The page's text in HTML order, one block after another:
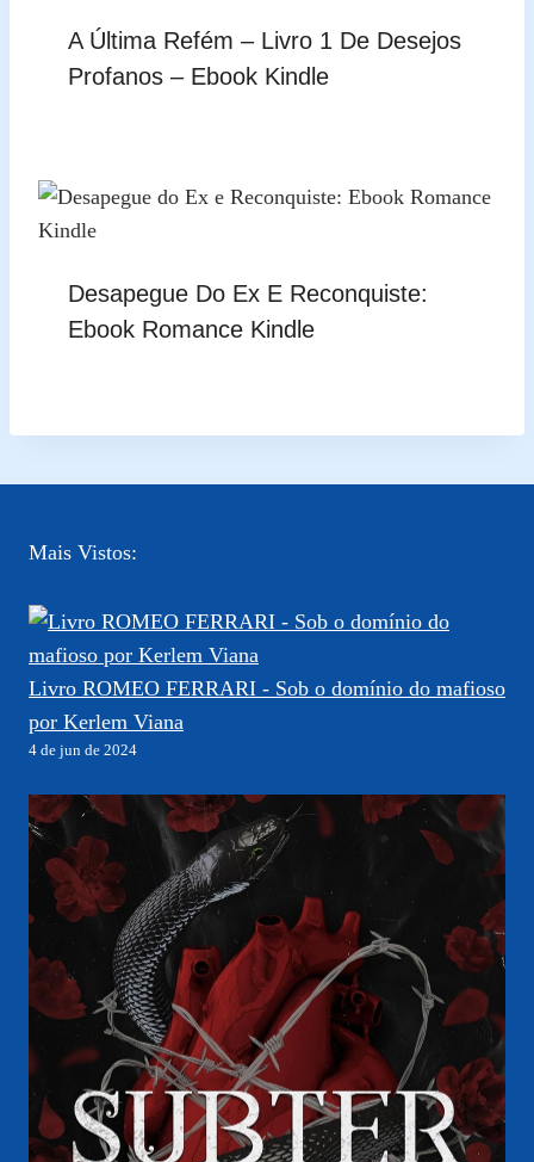
A Última Refém – Livro 1 De Desejos
Profanos – Ebook Kindle
Desapegue Do Ex E Reconquiste:
Ebook Romance Kindle
Mais Vistos:
Livro ROMEO FERRARI - Sob o domínio do mafioso
por Kerlem Viana
4 de jun de 2024